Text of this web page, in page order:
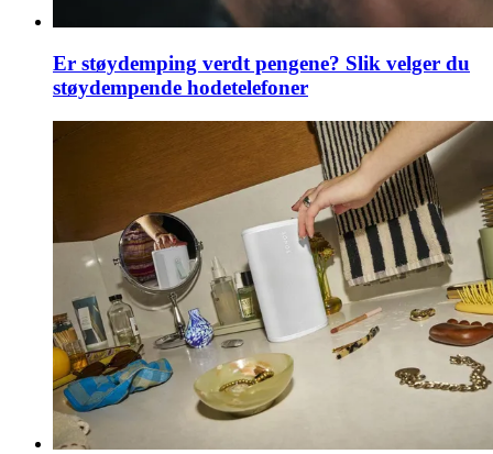
Er støydemping verdt pengene? Slik velger du
støydempende hodetelefoner